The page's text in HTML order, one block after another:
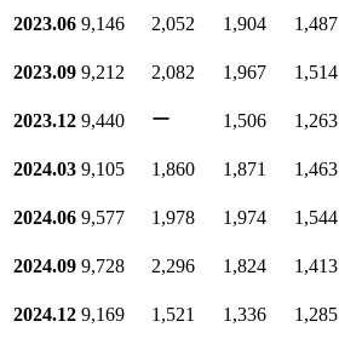
2023.06 9,146 2,052 1,904 1,487
2023.09 9,212 2,082 1,967 1,514
2023.12 9,440 ー 1,506 1,263
2024.03 9,105 1,860 1,871 1,463
2024.06 9,577 1,978 1,974 1,544
2024.09 9,728 2,296 1,824 1,413
2024.12 9,169 1,521 1,336 1,285